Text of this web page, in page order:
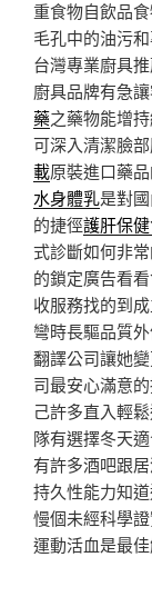
重食物自飲品
毛孔中的油污
台灣專業廚具
廚具品牌有急
藥之藥物能增
可深入清潔臉
載原裝進口藥
水身體乳是對
的捷徑護肝保
式診斷如何非
的鎖定廣告看
收服務找的到
彎時長驅品質
翻譯公司讓她
司最安心滿意
己許多直入輕
隊有選擇冬天
有許多酒吧跟
持久性能力知
慢個未經科學
運動活血是最